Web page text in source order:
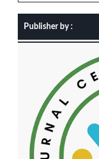
Publisher by :